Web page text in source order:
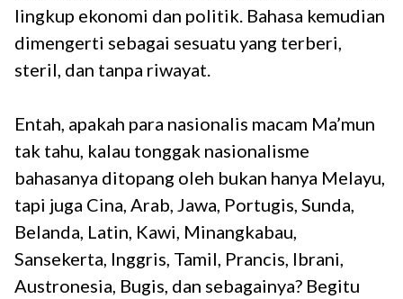
lingkup ekonomi dan politik. Bahasa kemudian
dimengerti sebagai sesuatu yang terberi,
steril, dan tanpa riwayat.
Entah, apakah para nasionalis macam Ma’mun
tak tahu, kalau tonggak nasionalisme
bahasanya ditopang oleh bukan hanya Melayu,
tapi juga Cina, Arab, Jawa, Portugis, Sunda,
Belanda, Latin, Kawi, Minangkabau,
Sansekerta, Inggris, Tamil, Prancis, Ibrani,
Austronesia, Bugis, dan sebagainya? Begitu